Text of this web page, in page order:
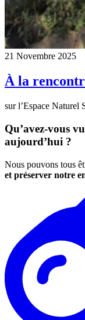
21 Novembre 2025
À la
sur l’Espace Naturel
Qu’avez-vous vu
aujourd’hui ?
Nous pouvons tous
et préserver notre